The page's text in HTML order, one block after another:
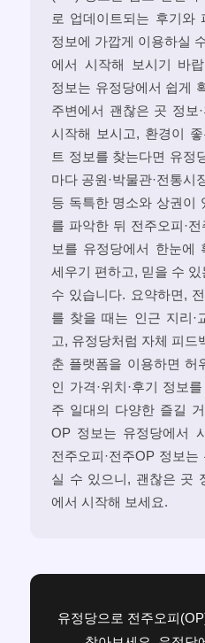
로 업데이트되는 후기와
정보에 가깝게 이용하실
에서 시작해 보시기 바
정보는 유정당에서 쉽게
주변에서 괜찮은 곳 정보
시작해 보시고, 환경이
트 정보를 찾는다면 유정
마다 공원·박물관·전통시
등 독특한 명소와 상권이
를 파악한 뒤 전주오피·전
보를 유정당에서 한눈에
세우기 편하고, 믿을 수
수 있습니다. 요약하면,
를 찾을 때는 인근 지리·
고, 유정당처럼 자체 피드
춘 플랫폼을 이용하면 허
인 가격·위치·후기 정보
주 일대의 다양한 즐길
OP 정보는 유정당에서
전주오피·전주OP 정보
실 수 있으니, 괜찮은 곳
에서 시작해 보세요.
유정당으로 전주오피